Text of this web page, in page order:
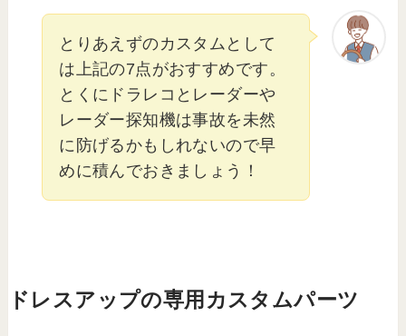
とりあえずのカスタムとして
は上記の7点がおすすめです。
とくにドラレコとレーダーや
レーダー探知機は事故を未然
に防げるかもしれないので早
めに積んでおきましょう！
ドレスアップの専用カスタムパーツ